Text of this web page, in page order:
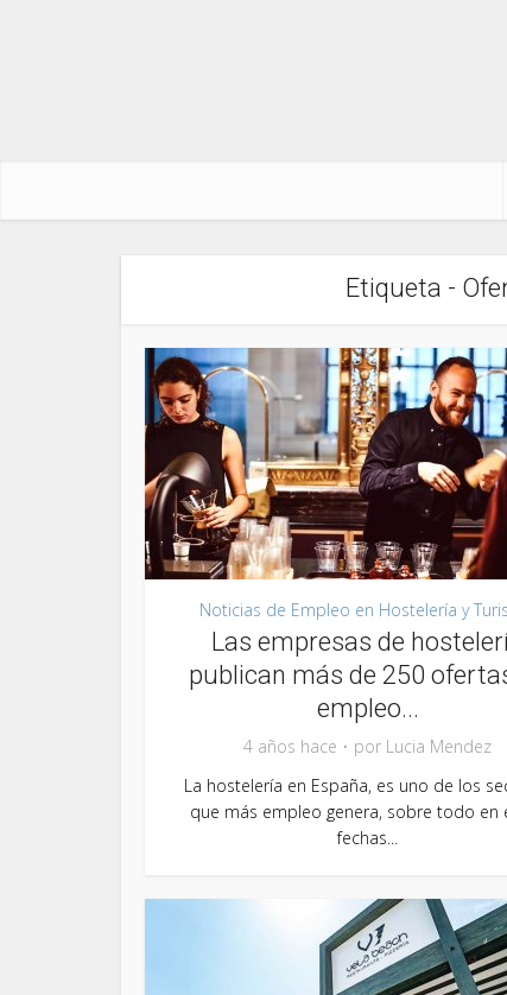
Etiqueta -
Noticias de Empleo en Hostelería y
Las empresas de
publican más de 250
empleo...
4 años hace por Lucia Mendez
La hostelería en España, es uno de los
que más empleo genera, sobre todo en
fechas...